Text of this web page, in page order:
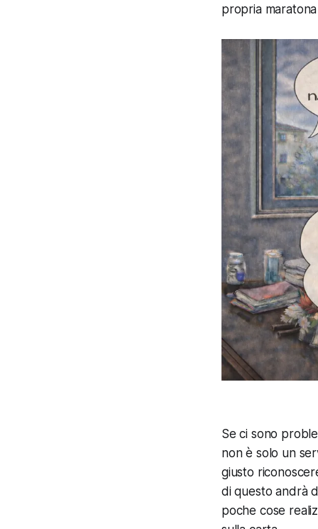
propria
Se ci sono
non è solo un
giusto
di questo andrà
poche cose